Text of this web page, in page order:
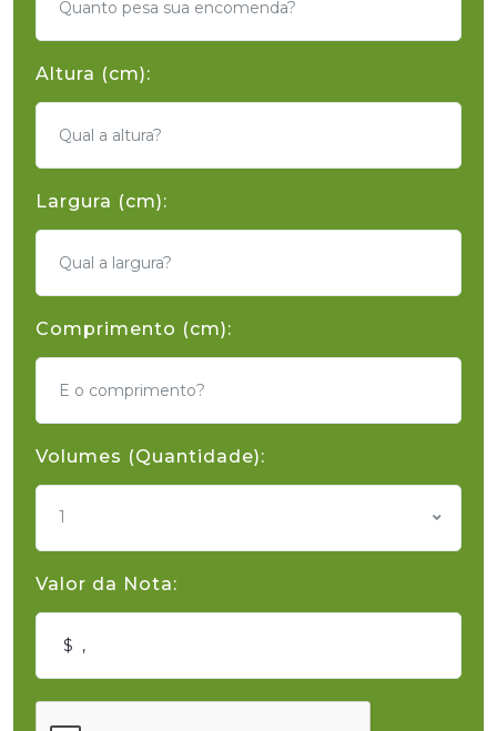
Altura (cm):
Largura (cm):
Comprimento (cm):
Volumes (Quantidade):
1
Valor da Nota: